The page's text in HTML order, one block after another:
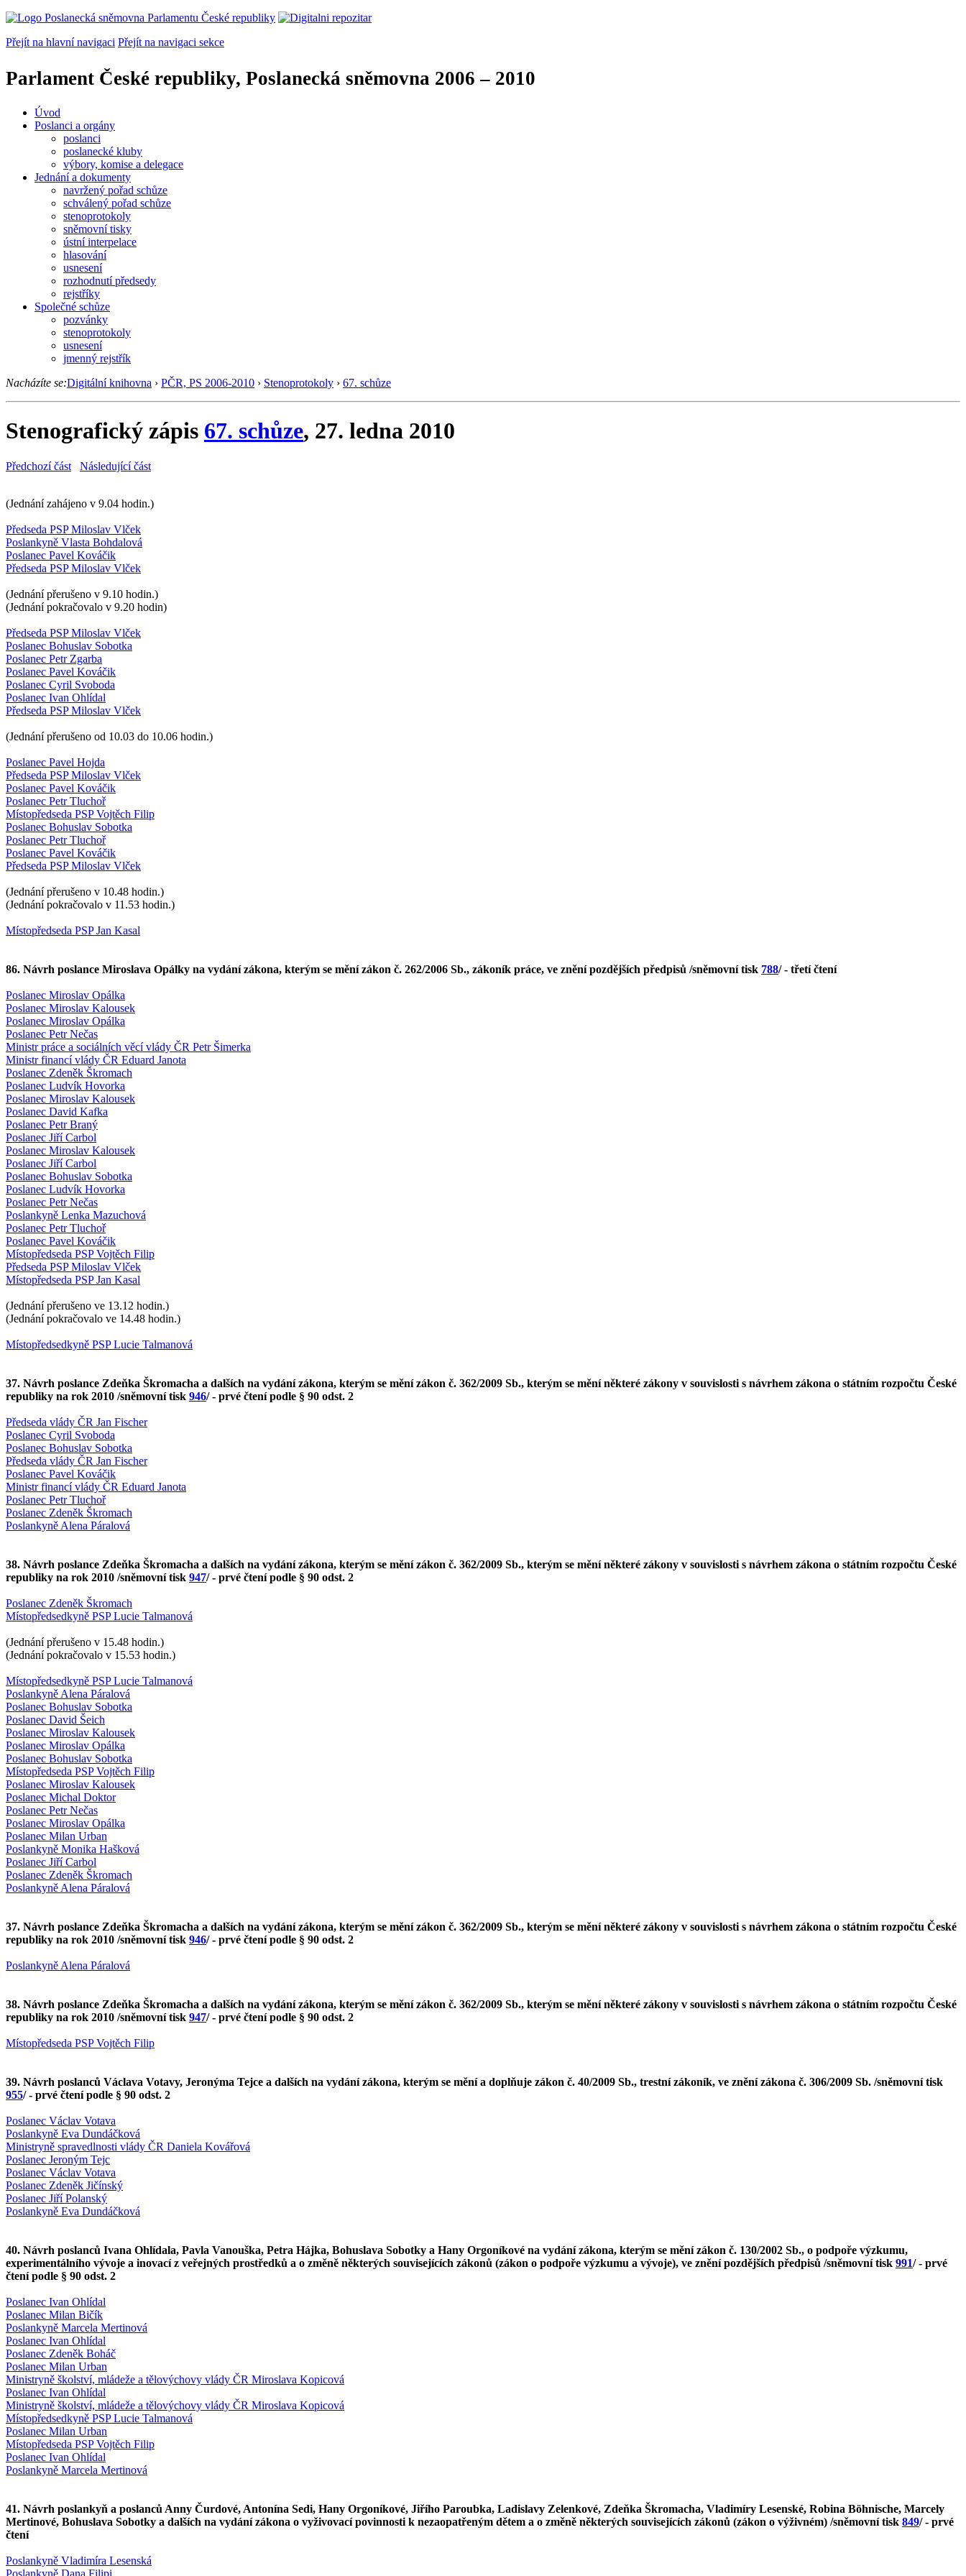
Přejít na hlavní navigaci Přejít na navigaci sekce
Parlament České republiky, Poslanecká sněmovna 2006 – 2010
Úvod
Poslanci a orgány
poslanci
poslanecké kluby
výbory, komise a delegace
Jednání a dokumenty
navržený pořad schůze
schválený pořad schůze
stenoprotokoly
sněmovní tisky
ústní interpelace
hlasování
usnesení
rozhodnutí předsedy
rejstříky
Společné schůze
pozvánky
stenoprotokoly
usnesení
jmenný rejstřík
Nacházíte se:Digitální knihovna › PČR, PS 2006-2010 › Stenoprotokoly › 67. schůze
Stenografický zápis 67. schůze, 27. ledna 2010
Předchozí část Následující část
(Jednání zahájeno v 9.04 hodin.)
Předseda PSP Miloslav Vlček
Poslankyně Vlasta Bohdalová
Poslanec Pavel Kováčik
Předseda PSP Miloslav Vlček
(Jednání přerušeno v 9.10 hodin.)
(Jednání pokračovalo v 9.20 hodin)
Předseda PSP Miloslav Vlček
Poslanec Bohuslav Sobotka
Poslanec Petr Zgarba
Poslanec Pavel Kováčik
Poslanec Cyril Svoboda
Poslanec Ivan Ohlídal
Předseda PSP Miloslav Vlček
(Jednání přerušeno od 10.03 do 10.06 hodin.)
Poslanec Pavel Hojda
Předseda PSP Miloslav Vlček
Poslanec Pavel Kováčik
Poslanec Petr Tluchoř
Místopředseda PSP Vojtěch Filip
Poslanec Bohuslav Sobotka
Poslanec Petr Tluchoř
Poslanec Pavel Kováčik
Předseda PSP Miloslav Vlček
(Jednání přerušeno v 10.48 hodin.)
(Jednání pokračovalo v 11.53 hodin.)
Místopředseda PSP Jan Kasal
86. Návrh poslance Miroslava Opálky na vydání zákona, kterým se mění zákon č. 262/2006 Sb., zákoník práce, ve znění pozdějších předpisů /sněmovní tisk 788/ - třetí čtení
Poslanec Miroslav Opálka
Poslanec Miroslav Kalousek
Poslanec Miroslav Opálka
Poslanec Petr Nečas
Ministr práce a sociálních věcí vlády ČR Petr Šimerka
Ministr financí vlády ČR Eduard Janota
Poslanec Zdeněk Škromach
Poslanec Ludvík Hovorka
Poslanec Miroslav Kalousek
Poslanec David Kafka
Poslanec Petr Braný
Poslanec Jiří Carbol
Poslanec Miroslav Kalousek
Poslanec Jiří Carbol
Poslanec Bohuslav Sobotka
Poslanec Ludvík Hovorka
Poslanec Petr Nečas
Poslankyně Lenka Mazuchová
Poslanec Petr Tluchoř
Poslanec Pavel Kováčik
Místopředseda PSP Vojtěch Filip
Předseda PSP Miloslav Vlček
Místopředseda PSP Jan Kasal
(Jednání přerušeno ve 13.12 hodin.)
(Jednání pokračovalo ve 14.48 hodin.)
Místopředsedkyně PSP Lucie Talmanová
37. Návrh poslance Zdeňka Škromacha a dalších na vydání zákona, kterým se mění zákon č. 362/2009 Sb., kterým se mění některé zákony v souvislosti s návrhem zákona o státním rozpočtu České
republiky na rok 2010 /sněmovní tisk 946/ - prvé čtení podle § 90 odst. 2
Předseda vlády ČR Jan Fischer
Poslanec Cyril Svoboda
Poslanec Bohuslav Sobotka
Předseda vlády ČR Jan Fischer
Poslanec Pavel Kováčik
Ministr financí vlády ČR Eduard Janota
Poslanec Petr Tluchoř
Poslanec Zdeněk Škromach
Poslankyně Alena Páralová
38. Návrh poslance Zdeňka Škromacha a dalších na vydání zákona, kterým se mění zákon č. 362/2009 Sb., kterým se mění některé zákony v souvislosti s návrhem zákona o státním rozpočtu České
republiky na rok 2010 /sněmovní tisk 947/ - prvé čtení podle § 90 odst. 2
Poslanec Zdeněk Škromach
Místopředsedkyně PSP Lucie Talmanová
(Jednání přerušeno v 15.48 hodin.)
(Jednání pokračovalo v 15.53 hodin.)
Místopředsedkyně PSP Lucie Talmanová
Poslankyně Alena Páralová
Poslanec Bohuslav Sobotka
Poslanec David Šeich
Poslanec Miroslav Kalousek
Poslanec Miroslav Opálka
Poslanec Bohuslav Sobotka
Místopředseda PSP Vojtěch Filip
Poslanec Miroslav Kalousek
Poslanec Michal Doktor
Poslanec Petr Nečas
Poslanec Miroslav Opálka
Poslanec Milan Urban
Poslankyně Monika Hašková
Poslanec Jiří Carbol
Poslanec Zdeněk Škromach
Poslankyně Alena Páralová
37. Návrh poslance Zdeňka Škromacha a dalších na vydání zákona, kterým se mění zákon č. 362/2009 Sb., kterým se mění některé zákony v souvislosti s návrhem zákona o státním rozpočtu České
republiky na rok 2010 /sněmovní tisk 946/ - prvé čtení podle § 90 odst. 2
Poslankyně Alena Páralová
38. Návrh poslance Zdeňka Škromacha a dalších na vydání zákona, kterým se mění zákon č. 362/2009 Sb., kterým se mění některé zákony v souvislosti s návrhem zákona o státním rozpočtu České
republiky na rok 2010 /sněmovní tisk 947/ - prvé čtení podle § 90 odst. 2
Místopředseda PSP Vojtěch Filip
39. Návrh poslanců Václava Votavy, Jeronýma Tejce a dalších na vydání zákona, kterým se mění a doplňuje zákon č. 40/2009 Sb., trestní zákoník, ve znění zákona č. 306/2009 Sb. /sněmovní tisk
955/ - prvé čtení podle § 90 odst. 2
Poslanec Václav Votava
Poslankyně Eva Dundáčková
Ministryně spravedlnosti vlády ČR Daniela Kovářová
Poslanec Jeroným Tejc
Poslanec Václav Votava
Poslanec Zdeněk Jičínský
Poslanec Jiří Polanský
Poslankyně Eva Dundáčková
40. Návrh poslanců Ivana Ohlídala, Pavla Vanouška, Petra Hájka, Bohuslava Sobotky a Hany Orgoníkové na vydání zákona, kterým se mění zákon č. 130/2002 Sb., o podpoře výzkumu,
experimentálního vývoje a inovací z veřejných prostředků a o změně některých souvisejících zákonů (zákon o podpoře výzkumu a vývoje), ve znění pozdějších předpisů /sněmovní tisk 991/ - prvé
čtení podle § 90 odst. 2
Poslanec Ivan Ohlídal
Poslanec Milan Bičík
Poslankyně Marcela Mertinová
Poslanec Ivan Ohlídal
Poslanec Zdeněk Boháč
Poslanec Milan Urban
Ministryně školství, mládeže a tělovýchovy vlády ČR Miroslava Kopicová
Poslanec Ivan Ohlídal
Ministryně školství, mládeže a tělovýchovy vlády ČR Miroslava Kopicová
Místopředsedkyně PSP Lucie Talmanová
Poslanec Milan Urban
Místopředseda PSP Vojtěch Filip
Poslanec Ivan Ohlídal
Poslankyně Marcela Mertinová
41. Návrh poslankyň a poslanců Anny Čurdové, Antonína Sedi, Hany Orgoníkové, Jiřího Paroubka, Ladislavy Zelenkové, Zdeňka Škromacha, Vladimíry Lesenské, Robina Böhnische, Marcely
Mertinové, Bohuslava Sobotky a dalších na vydání zákona o vyživovací povinnosti k nezaopatřeným dětem a o změně některých souvisejících zákonů (zákon o výživném) /sněmovní tisk 849/ - prvé
čtení
Poslankyně Vladimíra Lesenská
Poslankyně Dana Filipi